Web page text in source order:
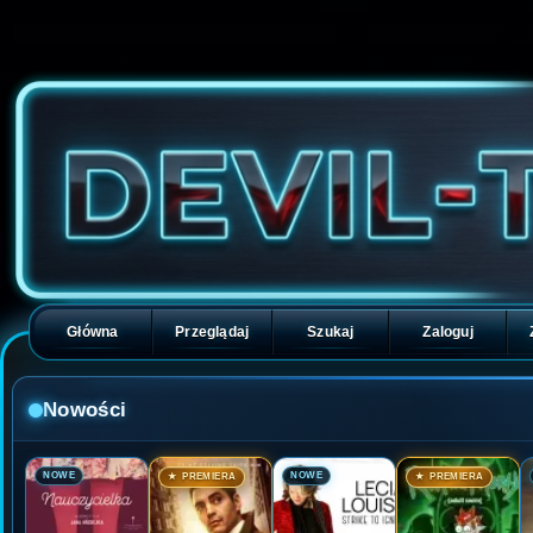
Główna Przeglądaj Szukaj Zaloguj
Nowości
🎬NOWE 🎬★ PREMIERA 🎬NOWE 🎬★ PREMIERA